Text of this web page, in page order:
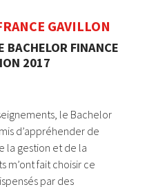
GAVILLON
BACHELOR FINANCE
2017
le Bachelor
d’appréhender de
la gestion et de la
m’ont fait choisir ce
par des